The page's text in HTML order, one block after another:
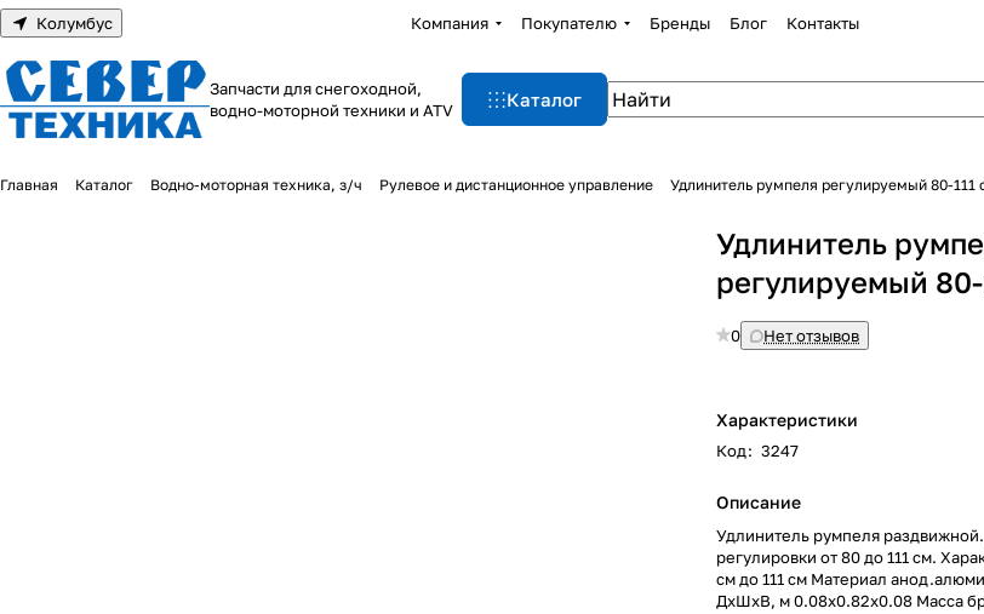
Колумбус Компания Покупателю Бренды Блог Контакты
Запчасти для снегоходной,
водно-моторной техники и ATV
Каталог
Главная Каталог Водно-моторная техника, з/ч Рулевое и дистанционное управление Удлинитель румпеля регулируемый 80-111
Удлинитель
регулируемый 80-
0 Нет отзывов
Характеристики
Код: 3247
Описание
Удлинитель румпеля
регулировки от 80 до 111 см.
см до 111 см Материал
ДхШхВ, м 0.08x0.82x0.08 Масса